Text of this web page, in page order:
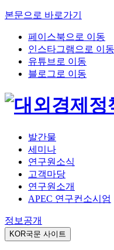
본문으로 바로가기
페이스북으로 이동
인스타그램으로 이동
유튜브로 이동
블로그로 이동
발간물
세미나
연구원소식
고객마당
연구원소개
APEC 연구컨소시엄
정보공개
KOR국문 사이트